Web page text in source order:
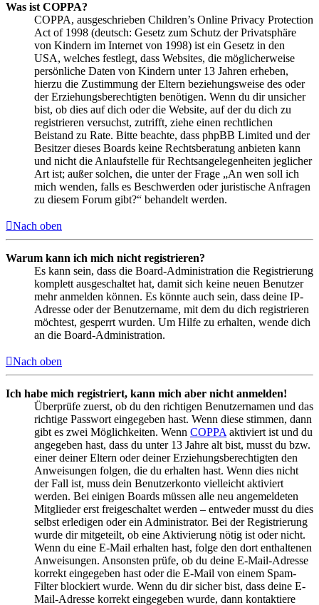
Was ist COPPA?
COPPA, ausgeschrieben Children’s Online Privacy Protection
Act of 1998 (deutsch: Gesetz zum Schutz der Privatsphäre
von Kindern im Internet von 1998) ist ein Gesetz in den
USA, welches festlegt, dass Websites, die möglicherweise
persönliche Daten von Kindern unter 13 Jahren erheben,
hierzu die Zustimmung der Eltern beziehungsweise des oder
der Erziehungsberechtigten benötigen. Wenn du dir unsicher
bist, ob dies auf dich oder die Website, auf der du dich zu
registrieren versuchst, zutrifft, ziehe einen rechtlichen
Beistand zu Rate. Bitte beachte, dass phpBB Limited und der
Besitzer dieses Boards keine Rechtsberatung anbieten kann
und nicht die Anlaufstelle für Rechtsangelegenheiten jeglicher
Art ist; außer solchen, die unter der Frage „An wen soll ich
mich wenden, falls es Beschwerden oder juristische Anfragen
zu diesem Forum gibt?“ behandelt werden.
Nach oben
Warum kann ich mich nicht registrieren?
Es kann sein, dass die Board-Administration die Registrierung
komplett ausgeschaltet hat, damit sich keine neuen Benutzer
mehr anmelden können. Es könnte auch sein, dass deine IP-
Adresse oder der Benutzername, mit dem du dich registrieren
möchtest, gesperrt wurden. Um Hilfe zu erhalten, wende dich
an die Board-Administration.
Nach oben
Ich habe mich registriert, kann mich aber nicht anmelden!
Überprüfe zuerst, ob du den richtigen Benutzernamen und das
richtige Passwort eingegeben hast. Wenn diese stimmen, dann
gibt es zwei Möglichkeiten. Wenn COPPA aktiviert ist und du
angegeben hast, dass du unter 13 Jahre alt bist, musst du bzw.
einer deiner Eltern oder deiner Erziehungsberechtigten den
Anweisungen folgen, die du erhalten hast. Wenn dies nicht
der Fall ist, muss dein Benutzerkonto vielleicht aktiviert
werden. Bei einigen Boards müssen alle neu angemeldeten
Mitglieder erst freigeschaltet werden – entweder musst du dies
selbst erledigen oder ein Administrator. Bei der Registrierung
wurde dir mitgeteilt, ob eine Aktivierung nötig ist oder nicht.
Wenn du eine E-Mail erhalten hast, folge den dort enthaltenen
Anweisungen. Ansonsten prüfe, ob du deine E-Mail-Adresse
korrekt eingegeben hast oder die E-Mail von einem Spam-
Filter blockiert wurde. Wenn du dir sicher bist, dass deine E-
Mail-Adresse korrekt eingegeben wurde, dann kontaktiere